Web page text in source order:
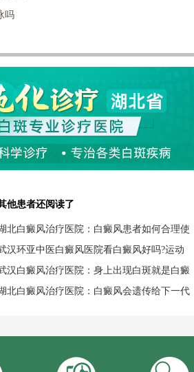
吗
他患者还阅读了
北白癜风治疗医院：白癜风患者如何合理使
汉环亚中医白癜风医院看白癜风好吗?运动
汉白癜风治疗医院：身上出现白斑就是白癜
北白癜风治疗医院：白癜风会遗传给下一代